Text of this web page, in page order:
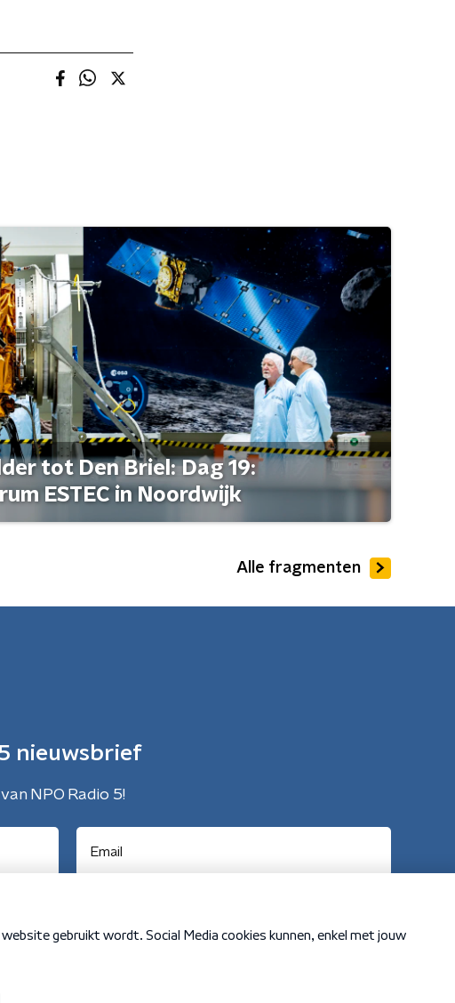
tot Den Briel: Dag 19:
ESTEC in Noordwijk
Alle fragmenten
5 nieuwsbrief
van NPO Radio 5!